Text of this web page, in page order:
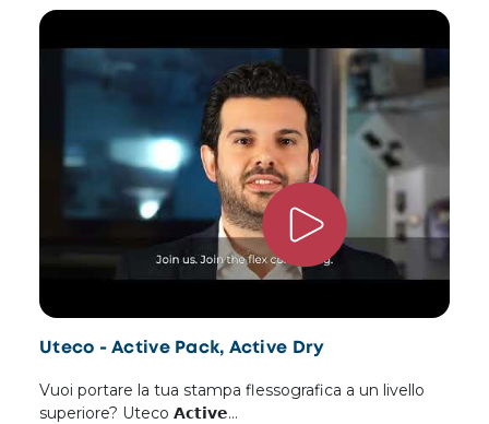
Uteco - Active Pack, Active Dry
Vuoi portare la tua stampa flessografica a un livello
superiore? Uteco 𝗔𝗰𝘁𝗶𝘃𝗲…